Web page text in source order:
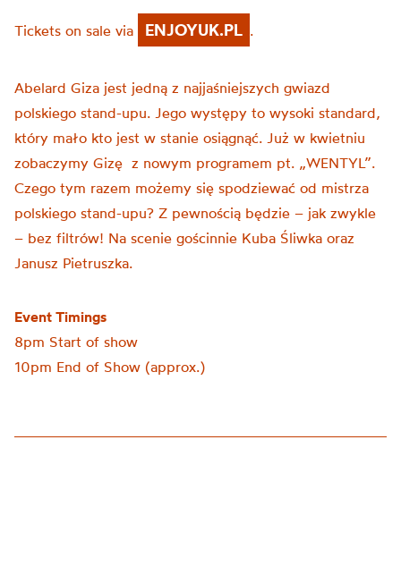
Tickets on sale via ENJOYUK.PL .
Abelard Giza jest jedną z najjaśniejszych gwiazd
polskiego stand-upu. Jego występy to wysoki standard,
który mało kto jest w stanie osiągnąć. Już w kwietniu
zobaczymy Gizę z nowym programem pt. „WENTYL”.
Czego tym razem możemy się spodziewać od mistrza
polskiego stand-upu? Z pewnością będzie – jak zwykle
– bez filtrów! Na scenie gościnnie Kuba Śliwka oraz
Janusz Pietruszka.
Event Timings
8pm Start of show
10pm End of Show (approx.)